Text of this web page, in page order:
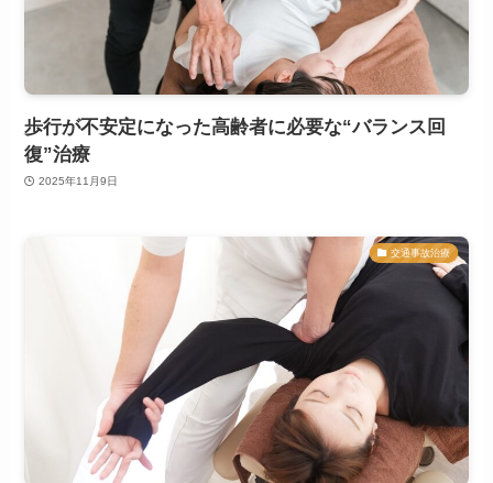
歩行が不安定になった高齢者に必要な“バランス回
復”治療
2025年11月9日
交通事故治療